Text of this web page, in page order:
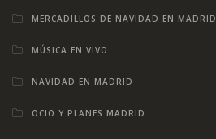
MERCADILLOS DE NAVIDAD EN MADRID
MÚSICA EN VIVO
NAVIDAD EN MADRID
OCIO Y PLANES MADRID